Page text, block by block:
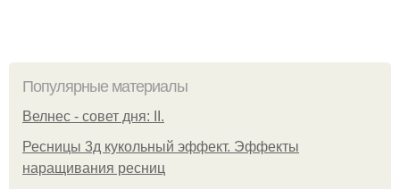
Популярные материалы
Велнес - совет дня: II.
Ресницы 3д кукольный эффект. Эффекты
наращивания ресниц